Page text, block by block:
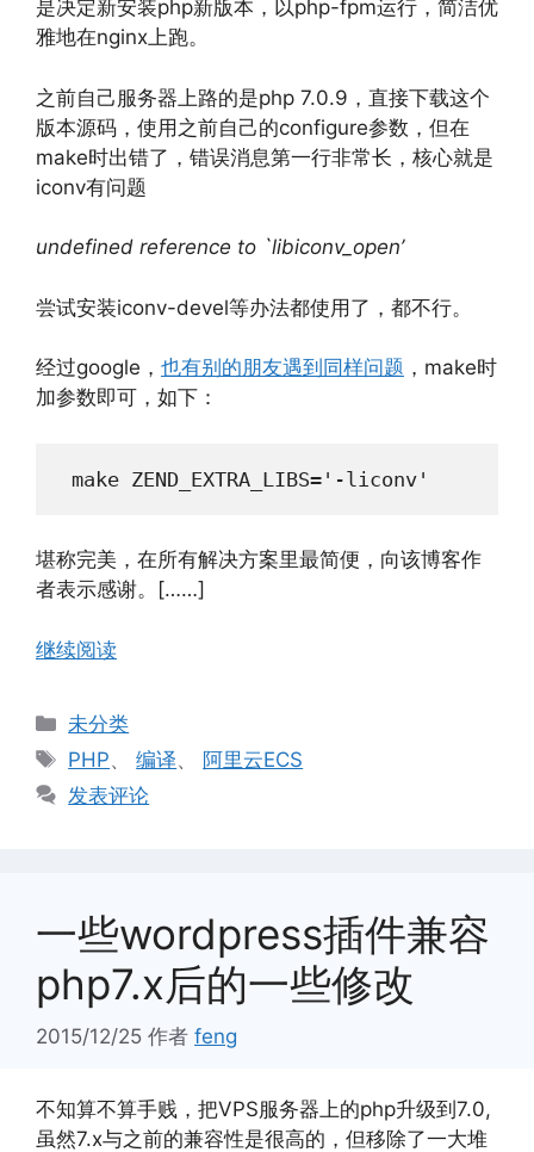
是决定新安装php新版本，以php-fpm运行，简洁优
雅地在nginx上跑。
之前自己服务器上路的是php 7.0.9，直接下载这个
版本源码，使用之前自己的configure参数，但在
make时出错了，错误消息第一行非常长，核心就是
iconv有问题
undefined reference to `libiconv_open’
尝试安装iconv-devel等办法都使用了，都不行。
经过google， 也有别的朋友遇到同样问题 ，make时
加参数即可，如下：
make ZEND_EXTRA_LIBS='-liconv'
堪称完美，在所有解决方案里最简便，向该博客作
者表示感谢。[……]
继续阅读
分
类
未分类
标
签
PHP、编译、 阿里云ECS
发表评论
一些wordpress插件兼容
php7.x后的一些修改
2015/12/25 作者 feng
不知算不算手贱，把VPS服务器上的php升级到7.0,
虽然7.x与之前的兼容性是很高的，但移除了一大堆